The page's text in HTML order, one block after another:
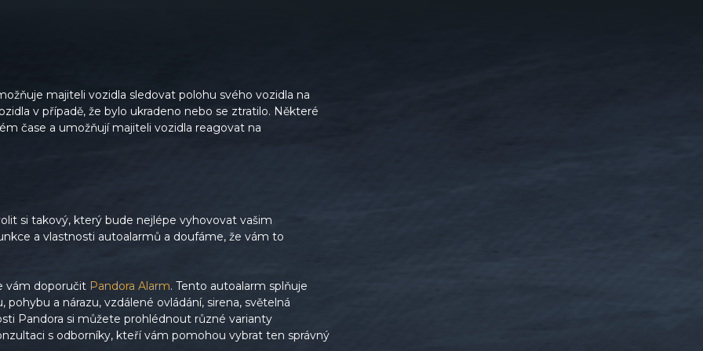
majiteli vozidla sledovat polohu svého vozidla na
v případě, že bylo ukradeno nebo se ztratilo. Některé
čase a umožňují majiteli vozidla reagovat na
si takový, který bude nejlépe vyhovovat vašim
a vlastnosti autoalarmů a doufáme, že vám to
vám doporučit Pandora Alarm. Tento autoalarm splňuje
a nárazu, vzdálené ovládání, sirena, světelná
Pandora si můžete prohlédnout různé varianty
s odborníky, kteří vám pomohou vybrat ten správný